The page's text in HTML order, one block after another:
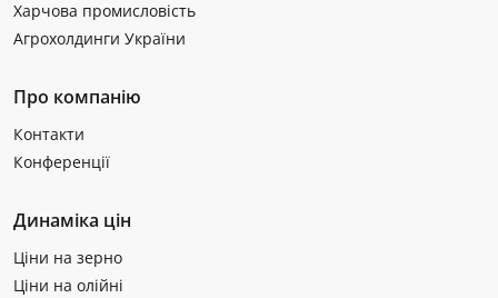
Харчова промисловість
Агрохолдинги України
Про компанію
Контакти
Конференції
Динаміка цін
Ціни на зерно
Ціни на олійні